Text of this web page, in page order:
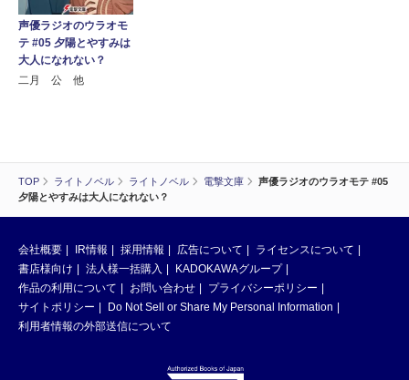
TOP ライトノベル ライトノベル 電撃文庫
声優ラジオのウラオモテ #05
夕陽とやすみは大人になれない？
声優ラジオのウラオモ
テ #05 夕陽とやすみは
大人になれない？
二月 公 他
会社概要 IR情報 採用情報 広告について
ライセンスについて
書店様向け
法人様一括購入
KADOKAWAグループ
作品の利用について
お問い合わせ
プライバシーポリシー
サイトポリシー
Do Not Sell or Share My Personal Information
利用者情報の外部送信について